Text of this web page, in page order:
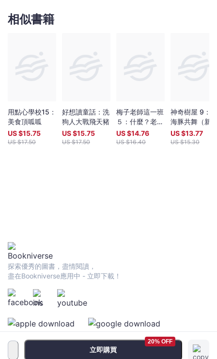
相似書籍
用點心學校15：
美食頂呱呱
US $15.75
US $17.50
好想讀童話：洗
狗人大戰飛天豬
US $15.75
US $17.50
梅子老師這一班
５：什麼？老師
不教了！
US $14.76
US $16.40
神奇樹屋 9：與
海豚共舞（新
版）
US $13.77
US $15.30
立即購買
20% OFF
探索優秀的圖書，盡情閱讀，
盡在Bookniverse應用中 - 立即下載！